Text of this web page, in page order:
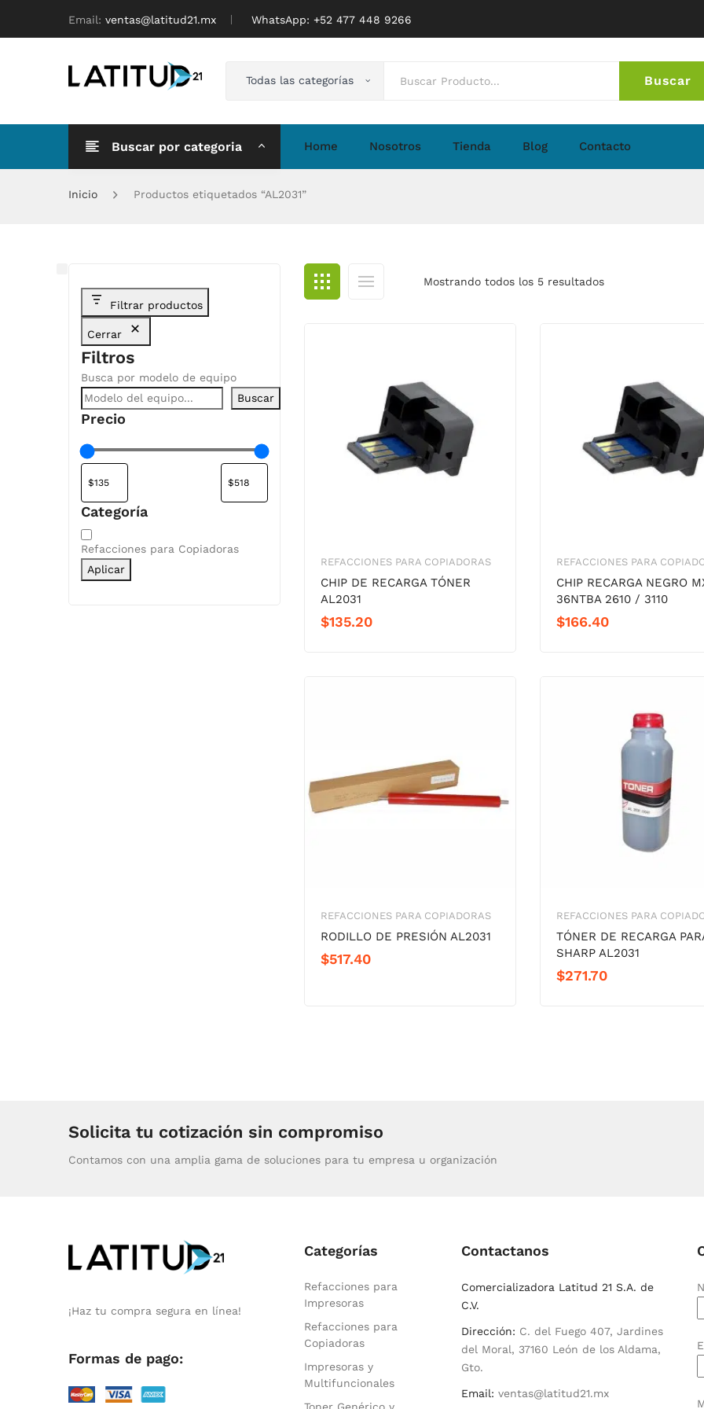
Email: ventas@latitud21.mx WhatsApp: ‪+52 477 448 9266
Todas las categorías Buscar
Buscar por categoria Home Nosotros Tienda Blog Contacto
Inicio Productos etiquetados “AL2031”
Mostrando todos los 5 resultados
REFACCIONES PARA COPIADORAS
CHIP DE RECARGA TÓNER
AL2031
$135.20
REFACCIONES PARA
CHIP RECARGA NEGRO
36NTBA 2610 / 3110
$166.40
REFACCIONES PARA COPIADORAS
RODILLO DE PRESIÓN AL2031
$517.40
REFACCIONES PARA
TÓNER DE RECARGA
SHARP AL2031
$271.70
Filtrar productos
Cerrar
Filtros
Busca por modelo de equipo
Buscar
Precio
Categoría
Categoría
Refacciones para Copiadoras
Aplicar
Solicita tu cotización sin compromiso
Contamos con una amplia gama de soluciones para tu empresa u organización
¡Haz tu compra segura en línea!
Formas de pago:
Categorías
Refacciones para
Impresoras
Refacciones para
Copiadoras
Impresoras y
Multifuncionales
Contactanos
Comercializadora Latitud 21 S.A. de
C.V.
Dirección: C. del Fuego 407, Jardines
del Moral, 37160 León de los Aldama,
Gto.
Email: ventas@latitud21.mx